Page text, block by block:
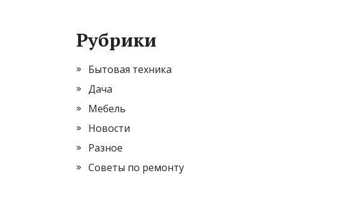
Рубрики
Бытовая техника
Дача
Мебель
Новости
Разное
Советы по ремонту